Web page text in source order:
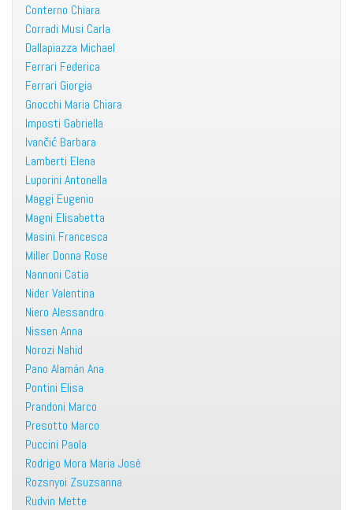
Conterno Chiara
Corradi Musi Carla
Dallapiazza Michael
Ferrari Federica
Ferrari Giorgia
Gnocchi Maria Chiara
Imposti Gabriella
Ivančić Barbara
Lamberti Elena
Luporini Antonella
Maggi Eugenio
Magni Elisabetta
Masini Francesca
Miller Donna Rose
Nannoni Catia
Nider Valentina
Niero Alessandro
Nissen Anna
Norozi Nahid
Pano Alamán Ana
Pontini Elisa
Prandoni Marco
Presotto Marco
Puccini Paola
Rodrigo Mora Maria Josè
Rozsnyoi Zsuzsanna
Rudvin Mette